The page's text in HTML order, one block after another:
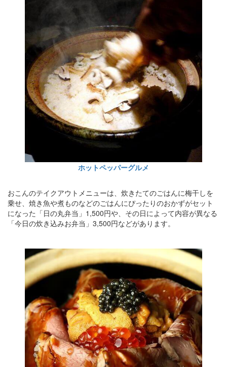
ホットペッパーグルメ
おこんのテイクアウトメニューは、炊きたてのごはんに梅干しを
乗せ、焼き魚や煮ものなどのごはんにぴったりのおかずがセット
になった「日の丸弁当」1,500円や、その日によって内容が異なる
「今日の炊き込みお弁当」3,500円などがあります。